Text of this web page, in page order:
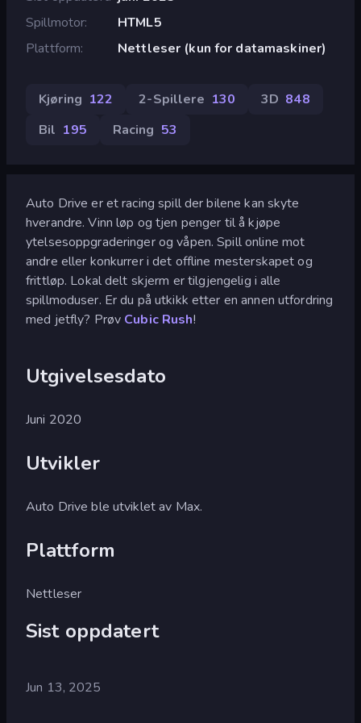
Spillmotor
HTML5
Plattform
Nettleser (kun for datamaskiner)
Kjøring 122 2-Spillere 130 3D 848
Bil 195 Racing 53
Auto Drive er et racing spill der bilene kan skyte
hverandre. Vinn løp og tjen penger til å kjøpe
ytelsesoppgraderinger og våpen. Spill online mot
andre eller konkurrer i det offline mesterskapet og
frittløp. Lokal delt skjerm er tilgjengelig i alle
spillmoduser. Er du på utkikk etter en annen utfordring
med jetfly? Prøv Cubic Rush!
Utgivelsesdato
Juni 2020
Utvikler
Auto Drive ble utviklet av Max.
Plattform
Nettleser
Sist oppdatert
Jun 13, 2025